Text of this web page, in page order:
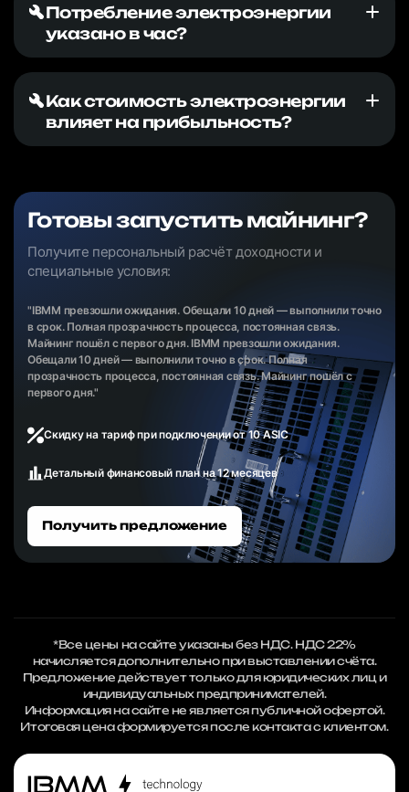
Потребление электроэнергии
указано в час?
Как стоимость электроэнергии
влияет на прибыльность?
Готовы запустить майнинг?
Получите персональный расчёт доходности и
специальные условия:
"IBMM превзошли ожидания. Обещали 10 дней — выполнили точно
в срок. Полная прозрачность процесса, постоянная связь.
Майнинг пошёл с первого дня. IBMM превзошли ожидания.
Обещали 10 дней — выполнили точно в срок. Полная
прозрачность процесса, постоянная связь. Майнинг пошёл с
первого дня."
Скидку на тариф при подключении от 10 ASIC
Детальный финансовый план на 12 месяцев
Получить предложение
*Все цены на сайте указаны без НДС. НДС 22%
начисляется дополнительно при выставлении счёта.
Предложение действует только для юридических лиц и
индивидуальных предпринимателей.
Информация на сайте не является публичной офертой.
Итоговая цена формируется после контакта с клиентом.